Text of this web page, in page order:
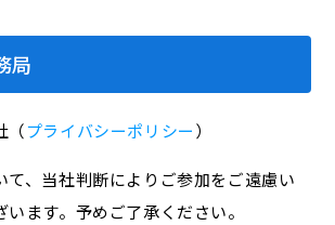
局
（プライバシーポリシー）
、当社判断によりご参加をご遠慮い
ます。予めご了承ください。